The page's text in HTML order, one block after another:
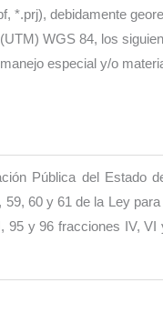
*.prj), debidamente
WGS 84, los
especial y/o
Pública del Estado
60 y 61 de la Ley
95 y 96 fracciones IV, VI